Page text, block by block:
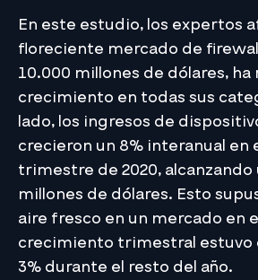
En este estudio, los expertos
floreciente mercado de
10.000 millones de dólares,
crecimiento en todas sus
lado, los ingresos de
crecieron un 8% interanual en
trimestre de 2020, alcanzando
millones de dólares. Esto
aire fresco en un mercado en
crecimiento trimestral estuvo
3% durante el resto del año.